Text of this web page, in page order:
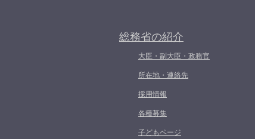
総務省の紹介
大臣・副大臣・政務官
所在地・連絡先
採用情報
各種募集
子どもページ